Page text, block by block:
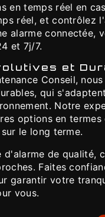
en temps réel en
réel, et contrôlez
alarme connectée,
et 7j/7.
et
Conseil,
qui
Notre
options en
le long terme.
d'alarme de qualité,
Faites
garantir votre
vous.